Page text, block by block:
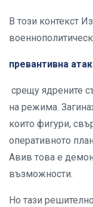
В този контекст
превантивна
срещу ядрените
на режима.
които фигури,
оперативното
Авив това е
възможности.
Но тази